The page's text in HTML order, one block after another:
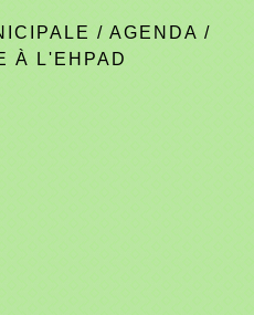
/ AGENDA /
À L'EHPAD